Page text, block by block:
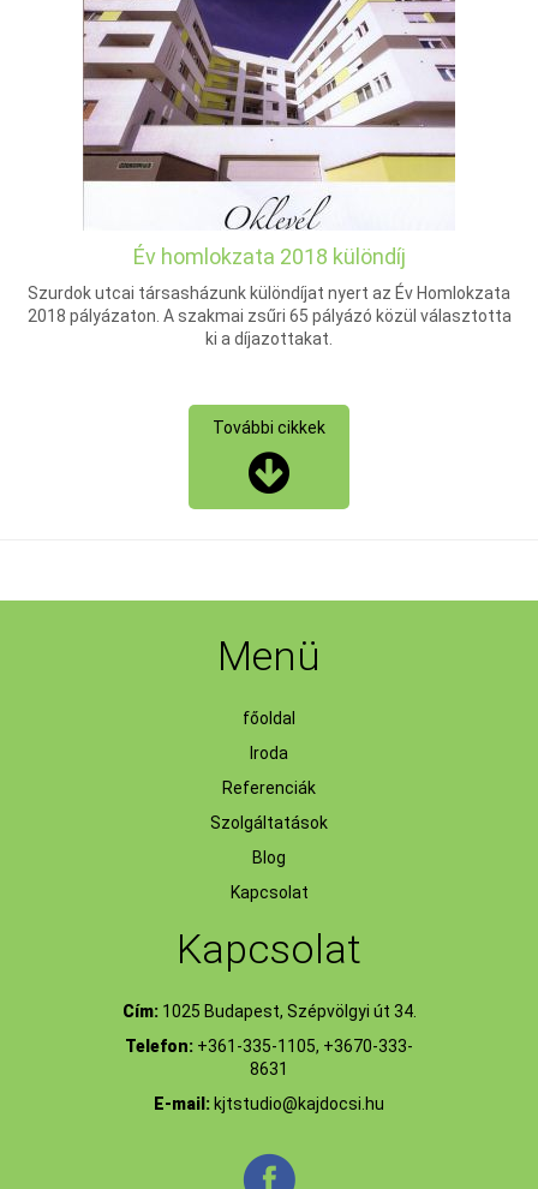
Év homlokzata 2018 különdíj
Szurdok utcai társasházunk különdíjat nyert az Év Homlokzata
2018 pályázaton. A szakmai zsűri 65 pályázó közül választotta
ki a díjazottakat.
További cikkek
Menü
főoldal
Iroda
Referenciák
Szolgáltatások
Blog
Kapcsolat
Kapcsolat
Cím:1025 Budapest, Szépvölgyi út 34.
Telefon: +361-335-1105, +3670-333-
8631
E-mail: kjtstudio@kajdocsi.hu